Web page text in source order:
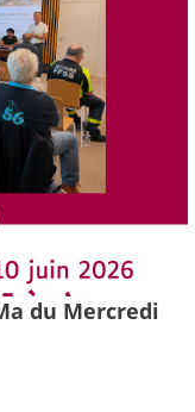
du Mercredi